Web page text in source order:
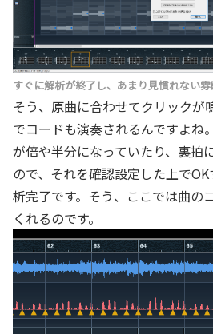
すぐに解析が終了し、あまり見慣れない
そう、原曲に合わせてクリックが
でコードも演奏されるんですよね
が倍や半分になっていたり、裏拍
ので、それを確認設定した上で
析完了です。そう、ここでは曲の
くれるのです。